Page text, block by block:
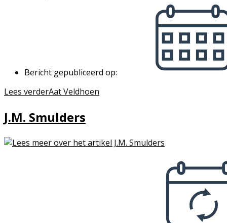
Bericht gepubliceerd op:
Lees verderAat Veldhoen
J.M. Smulders